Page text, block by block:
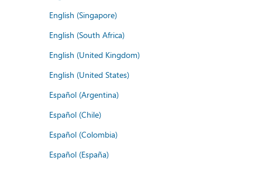
English (Singapore)
English (South Africa)
English (United Kingdom)
English (United States)
Español (Argentina)
Español (Chile)
Español (Colombia)
Español (España)